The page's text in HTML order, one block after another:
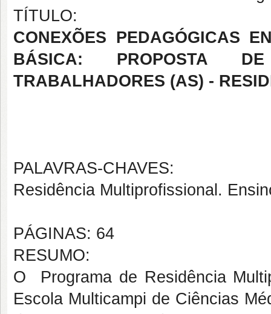
TÍTULO:
CONEXÕES PEDAGÓGICAS
BÁSICA: PROPOSTA
TRABALHADORES (AS) -
PALAVRAS-CHAVES:
Residência Multiprofissional.
PÁGINAS: 64
RESUMO:
O Programa de Residência
Escola Multicampi de Ciências